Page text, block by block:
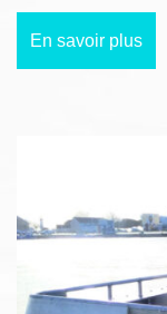
En savoir plus